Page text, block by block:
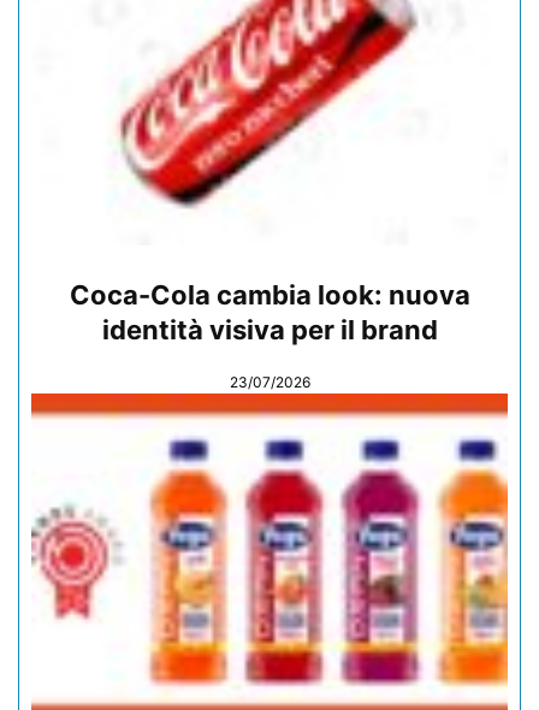
Coca-Cola cambia look: nuova
identità visiva per il brand
23/07/2026